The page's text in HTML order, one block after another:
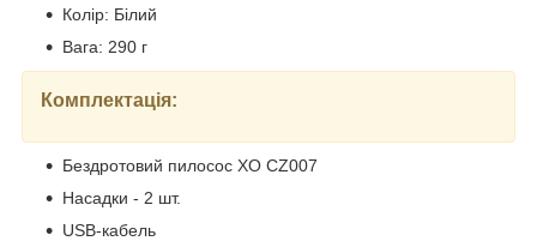
Колір: Білий
Вага: 290 г
Комплектація:
Бездротовий пилосос XO CZ007
Насадки - 2 шт.
USB-кабель